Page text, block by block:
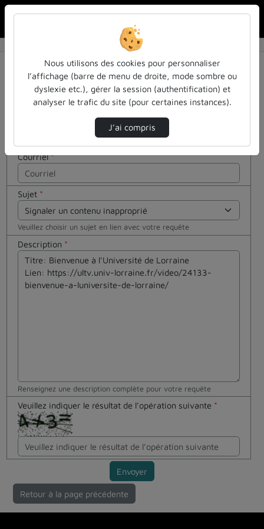
Contactez nous
Votre message
Courriel*
Sujet *
Veuillez choisir un sujet en lien avec votre requête
Description *
Renseignez une description complète pour votre requête
Veuillez indiquer le résultat de l’opération suivante *
Cocher
cette case
si vous êtes
un humain
Envoyer
Retour à la page précédente
Nous utilisons des cookies pour personnaliser
l’affichage (barre de menu de droite, mode sombre ou
dyslexie etc.), gérer la session (authentification) et
analyser le trafic du site (pour certaines instances).
J’ai compris